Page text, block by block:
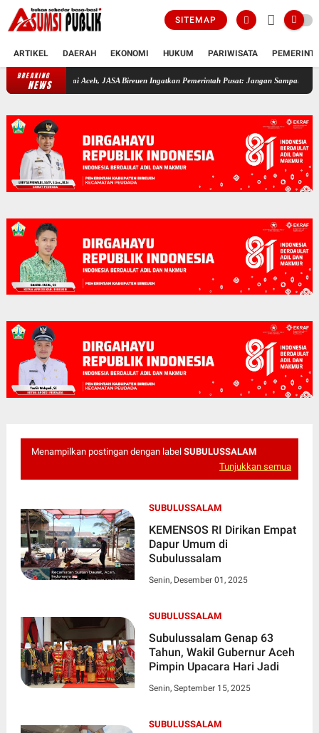
SITEMAP
ARTIKEL DAERAH EKONOMI HUKUM PARIWISATA
BREAKING
NEWS
Tahun Damai Aceh, JASA Bireuen Ingatkan Pemerintah Pusat: Jangan Sampai Bibit
Menampilkan postingan dengan label SUBULUSSALAM
Tunjukkan semua
SUBULUSSALAM
KEMENSOS RI Dirikan Empat
Dapur Umum di
Subulussalam
Senin, Desember 01, 2025
SUBULUSSALAM
Subulussalam Genap 63
Tahun, Wakil Gubernur Aceh
Pimpin Upacara Hari Jadi
Senin, September 15, 2025
SUBULUSSALAM